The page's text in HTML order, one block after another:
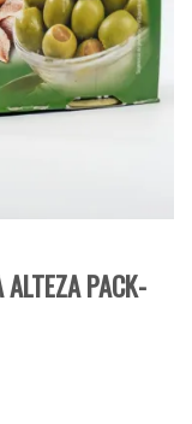
ALTEZA PACK-
PACK-3x50 GRS.